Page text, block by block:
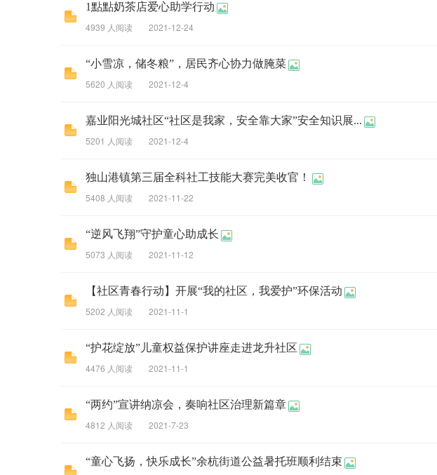
1點點奶茶店爱心助学行动
4939 人阅读
2021-12-24
“小雪凉，储冬粮”，居民齐心协力做腌菜
5620 人阅读
2021-12-4
嘉业阳光城社区“社区是我家，安全靠大家”安全知识展...
5201 人阅读
2021-12-4
独山港镇第三届全科社工技能大赛完美收官！
5408 人阅读
2021-11-22
“逆风飞翔”守护童心助成长
5073 人阅读
2021-11-12
【社区青春行动】开展“我的社区，我爱护”环保活动
5202 人阅读
2021-11-1
“护花绽放”儿童权益保护讲座走进龙升社区
4476 人阅读
2021-11-1
“两约”宣讲纳凉会，奏响社区治理新篇章
4812 人阅读
2021-7-23
“童心飞扬，快乐成长”余杭街道公益暑托班顺利结束